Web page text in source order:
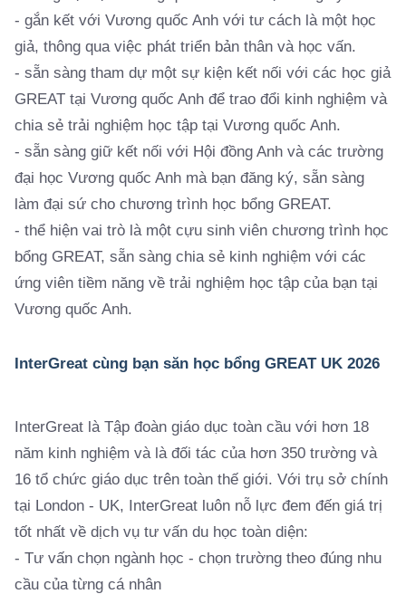
- gắn kết với Vương quốc Anh với tư cách là một học
giả, thông qua việc phát triển bản thân và học vấn.
- sẵn sàng tham dự một sự kiện kết nối với các học giả
GREAT tại Vương quốc Anh để trao đổi kinh nghiệm và
chia sẻ trải nghiệm học tập tại Vương quốc Anh.
- sẵn sàng giữ kết nối với Hội đồng Anh và các trường
đại học Vương quốc Anh mà bạn đăng ký, sẵn sàng
làm đại sứ cho chương trình học bổng GREAT.
- thể hiện vai trò là một cựu sinh viên chương trình học
bổng GREAT, sẵn sàng chia sẻ kinh nghiệm với các
ứng viên tiềm năng về trải nghiệm học tập của bạn tại
Vương quốc Anh.
InterGreat cùng bạn săn học bổng GREAT UK 2026
InterGreat là Tập đoàn giáo dục toàn cầu với hơn 18
năm kinh nghiệm và là đối tác của hơn 350 trường và
16 tổ chức giáo dục trên toàn thế giới. Với trụ sở chính
tại London - UK, InterGreat luôn nỗ lực đem đến giá trị
tốt nhất về dịch vụ tư vấn du học toàn diện:
- Tư vấn chọn ngành học - chọn trường theo đúng nhu
cầu của từng cá nhân